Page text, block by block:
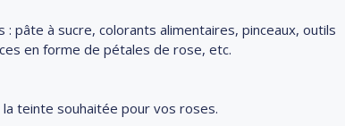
pâte à sucre, colorants alimentaires, pinceaux, outils
en forme de pétales de rose, etc.
teinte souhaitée pour vos roses.